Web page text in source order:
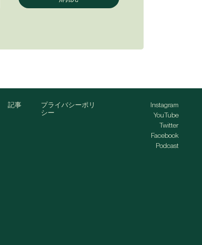
記事
プライバシーポリ
シー
Instagram
YouTube
Twitter
Facebook
Podcast